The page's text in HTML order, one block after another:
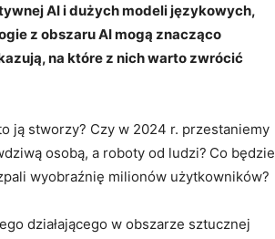
AI i dużych modeli językowych,
z obszaru AI mogą znacząco
na które z nich warto zwrócić
ją stworzy? Czy w 2024 r. przestaniemy
osobą, a roboty od ludzi? Co będzie
wyobraźnię milionów użytkowników?
działającego w obszarze sztucznej